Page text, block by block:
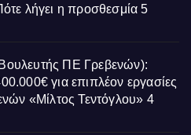
λήγει η προσθεσμία 5
ΠΕ Γρεβενών):
για επιπλέον εργασίες
«Μίλτος Τεντόγλου» 4